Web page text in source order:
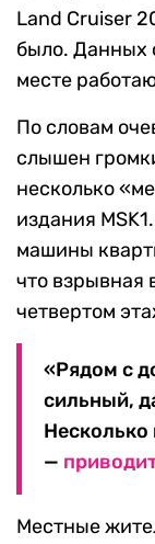
Land Cruiser
было. Данных
месте
По словам
слышен
несколько
издания
машины
что взрывная
четвертом
«Рядом с
сильный,
Несколько
—
Местные